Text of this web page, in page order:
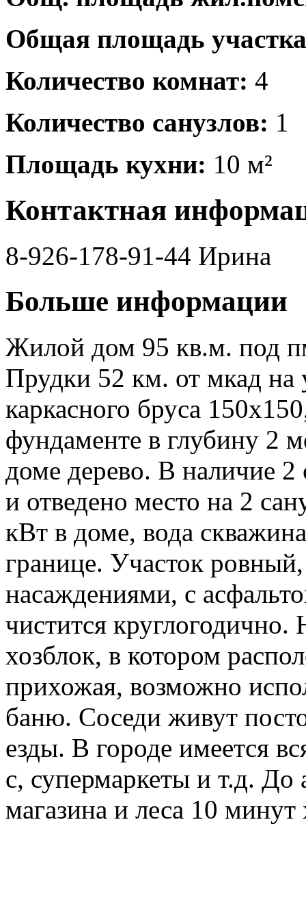
Общая площадь
Количество комнат: 4
Количество санузлов: 1
Площадь кухни: 10 м²
Контактная
8-926-178-91-44 Ирина
Больше информации
Жилой дом 95 кв.м. под
Прудки 52 км. от мкад на
каркасного бруса
фундаменте в глубину 2
доме дерево. В наличие 2
и отведено место на 2
кВт в доме, вода
границе. Участок
насаждениями, с
чистится
хозблок, в котором
прихожая, возможно
баню. Соседи живут
езды. В городе имеется
с, супермаркеты и т.д. До
магазина и леса 10